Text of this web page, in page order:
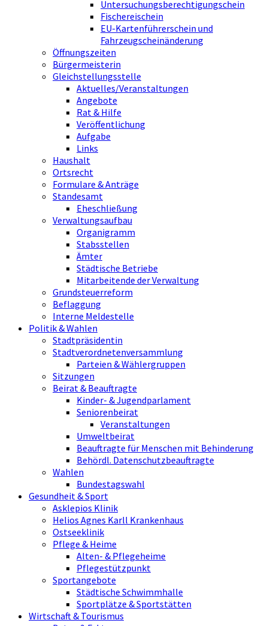
Untersuchungsberechtigungschein
Fischereischein
EU-Kartenführerschein und
Fahrzeugscheinänderung
Öffnungszeiten
Bürgermeisterin
Gleichstellungsstelle
Aktuelles/Veranstaltungen
Angebote
Rat & Hilfe
Veröffentlichung
Aufgabe
Links
Haushalt
Ortsrecht
Formulare & Anträge
Standesamt
Eheschließung
Verwaltungsaufbau
Organigramm
Stabsstellen
Ämter
Städtische Betriebe
Mitarbeitende der Verwaltung
Grundsteuerreform
Beflaggung
Interne Meldestelle
Politik & Wahlen
Stadtpräsidentin
Stadtverordnetenversammlung
Parteien & Wählergruppen
Sitzungen
Beirat & Beauftragte
Kinder- & Jugendparlament
Seniorenbeirat
Veranstaltungen
Umweltbeirat
Beauftragte für Menschen mit Behinderung
Behördl. Datenschutzbeauftragte
Wahlen
Bundestagswahl
Gesundheit & Sport
Asklepios Klinik
Helios Agnes Karll Krankenhaus
Ostseeklinik
Pflege & Heime
Alten- & Pflegeheime
Pflegestützpunkt
Sportangebote
Städtische Schwimmhalle
Sportplätze & Sportstätten
Wirtschaft & Tourismus